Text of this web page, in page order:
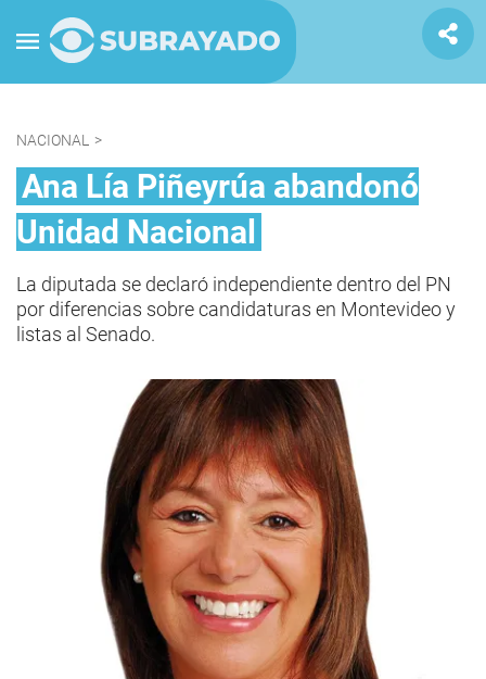
NACIONAL >
Ana Lía Piñeyrúa abandonó
Unidad Nacional
La diputada se declaró independiente dentro del PN
por diferencias sobre candidaturas en Montevideo y
listas al Senado.